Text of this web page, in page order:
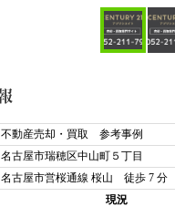
不動産売却・買取 参考事例
名古屋市瑞穂区中山町５丁目
名古屋市営桜通線 桜山 徒歩 7 分
現況